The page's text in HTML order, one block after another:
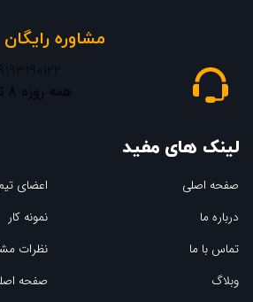
مشاوره رایگان
لینک های مفید
صفحه اصلی
درباره ما
تماس با ما
وبلاگ
اعضای
نمونه کار
نظرات
صفحه